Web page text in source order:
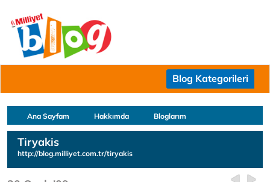
Blog Kategorileri
Ana Sayfam Hakkımda Bloglarım
Tiryakis
http://blog.milliyet.com.tr/tiryakis